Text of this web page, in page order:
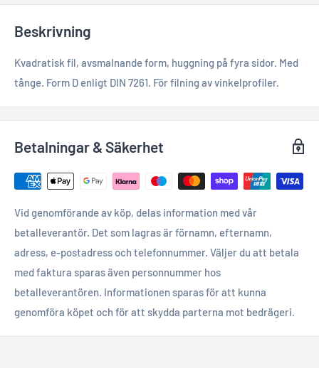
Beskrivning
Kvadratisk fil, avsmalnande form, huggning på fyra sidor. Med
tånge. Form D enligt DIN 7261. För filning av vinkelprofiler.
Betalningar & Säkerhet
Vid genomförande av köp, delas information med vår
betalleverantör. Det som lagras är förnamn, efternamn,
adress, e-postadress och telefonnummer. Väljer du att betala
med faktura sparas även personnummer hos
betalleverantören. Informationen sparas för att kunna
genomföra köpet och för att skydda parterna mot bedrägeri.